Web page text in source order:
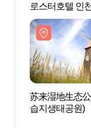
로스터호텔 인천
苏来湿地生态
습지생태공원)